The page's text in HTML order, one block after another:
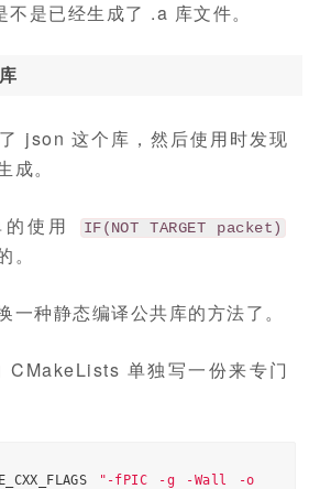
是已经生成了 .a 库文件。
json 这个库，然后使用时发现
成。
使用 IF(NOT TARGET packet)
一种静态编译公共库的方法了。
CMakeLists 单独写一份来专门
"-fPIC -g -Wall -o